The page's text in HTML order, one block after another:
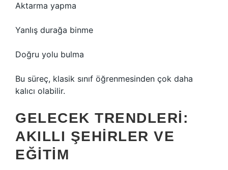
Aktarma yapma
Yanlış durağa binme
Doğru yolu bulma
Bu süreç, klasik sınıf öğrenmesinden çok daha
kalıcı olabilir.
GELECEK TRENDLERI:
AKILLI ŞEHIRLER VE
EĞITIM